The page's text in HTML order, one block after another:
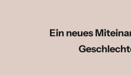
Ein neues